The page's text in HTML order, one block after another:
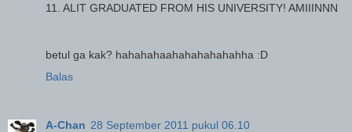
11. ALIT GRADUATED FROM HIS UNIVERSITY! AMIIINNN
betul ga kak? hahahahaahahahahahahha :D
Balas
A-Chan 28 September 2011 pukul 06.10